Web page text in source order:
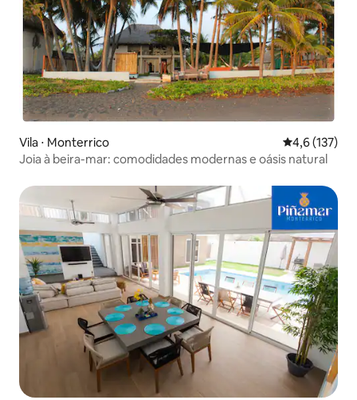
Vila ⋅ Monterrico 4,6 de uma
4,6 (137)
Joia à beira-mar: comodidades modernas e oásis natural